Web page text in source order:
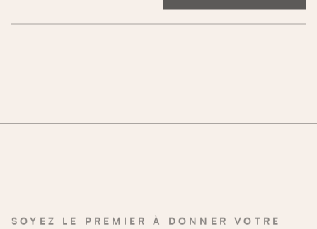
SOYEZ LE PREMIER À DONNER VOTRE